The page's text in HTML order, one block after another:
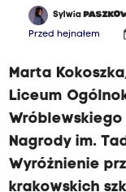
Sylwia
Przed hejnałem
Marta
Liceum
Nagrody im.
Wyróżnienie
krakowskich